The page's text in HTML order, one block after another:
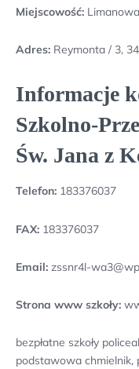
Miejscowość: Limanowa
Adres: Reymonta / 3,
Informacje
Szkolno-
Św. Jana z
Telefon: 183376037
FAX: 183376037
Email: zssnr4l-
Strona www szkoły:
bezpłatne szkoły
podstawowa chmielnik,